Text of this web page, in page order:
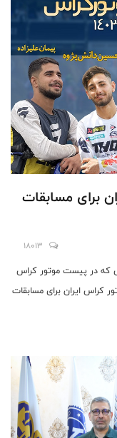
برای مسابقات
18013
که در پیست موتور کراس
کراس ایران برای مسابقات